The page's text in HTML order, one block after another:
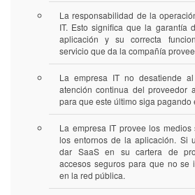
La responsabilidad de la
IT. Esto significa que la garantía
aplicación y su correcta
servicio que da la compañía
La empresa IT no desatiende
atención continua del proveedor
para que este último siga pagando
La empresa IT provee los
los entornos de la aplicación. Si
dar SaaS en su cartera de
accesos seguros para que no se
en la red pública.